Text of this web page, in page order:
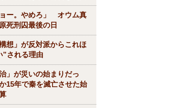
ョー。やめろ」 オウム真
死刑囚最後の日
構想」が反対派からこれほ
”される理由
治」が災いの始まりだっ
15年で秦を滅亡させた始